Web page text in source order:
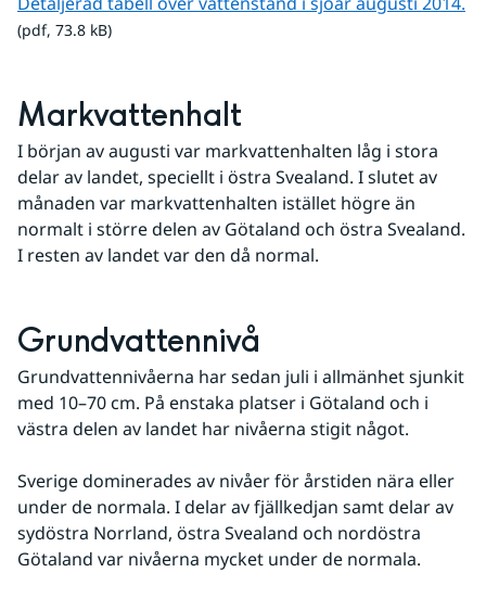
(pdf, 73.8 kB)
Markvattenhalt
I början av augusti var markvattenhalten låg i stora
delar av landet, speciellt i östra Svealand. I slutet av
månaden var markvattenhalten istället högre än
normalt i större delen av Götaland och östra Svealand.
I resten av landet var den då normal.
Grundvattennivå
Grundvattennivåerna har sedan juli i allmänhet sjunkit
med 10–70 cm. På enstaka platser i Götaland och i
västra delen av landet har nivåerna stigit något.
Sverige dominerades av nivåer för årstiden nära eller
under de normala. I delar av fjällkedjan samt delar av
sydöstra Norrland, östra Svealand och nordöstra
Götaland var nivåerna mycket under de normala.